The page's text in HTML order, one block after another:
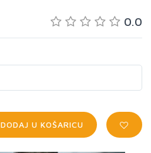
0.0
DODAJ U KOŠARICU